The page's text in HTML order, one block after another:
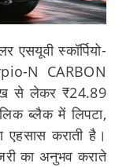
एसयूवी स्कॉर्पियो-
N CARBON
से लेकर ₹24.89
ब्लैक में लिपटा,
एहसास कराती है।
का अनुभव कराते